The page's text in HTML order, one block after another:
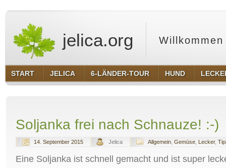
jelica.org
START JELICA 6-LÄNDER-TOUR HUND
Soljanka frei nach Schnauze! :-)
14. September 2015 Jelica Allgemein Gemüse Lecker,
Eine Soljanka ist schnell gemacht und ist super